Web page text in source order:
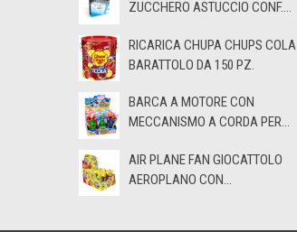
ZUCCHERO ASTUCCIO CONF....
RICARICA CHUPA CHUPS COLA
BARATTOLO DA 150 PZ.
BARCA A MOTORE CON
MECCANISMO A CORDA PER...
AIR PLANE FAN GIOCATTOLO
AEROPLANO CON...